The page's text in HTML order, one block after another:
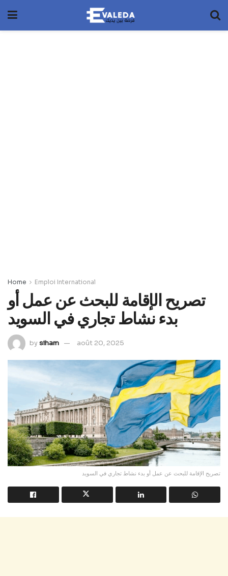
Home Emploi International
تصريح الإقامة للبحث عن عمل أو
بدء نشاط تجاري في السويد
bysiham août 20, 2025
تصريح الإقامة للبحث عن عمل أو بدء نشاط تجاري في السويد